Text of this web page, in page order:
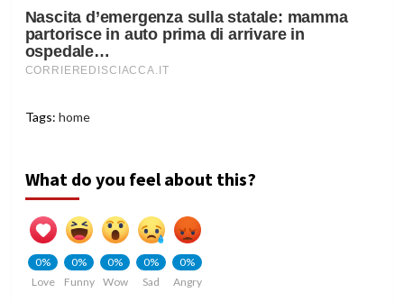
Tags: home
What do you feel about this?
0%
Love
0%
Funny
0%
Wow
0%
Sad
0%
Angry